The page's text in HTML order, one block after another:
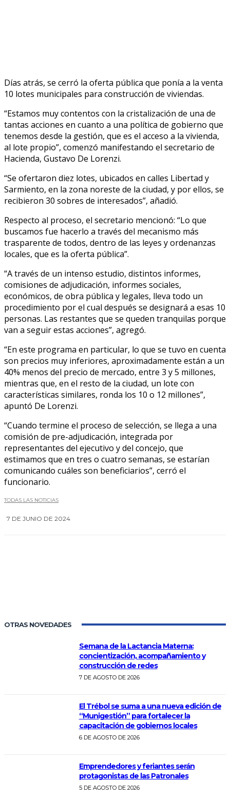
Días atrás, se cerró la oferta pública que ponía a la venta
10 lotes municipales para construcción de viviendas.
“Estamos muy contentos con la cristalización de una de
tantas acciones en cuanto a una política de gobierno que
tenemos desde la gestión, que es el acceso a la vivienda,
al lote propio”, comenzó manifestando el secretario de
Hacienda, Gustavo De Lorenzi.
“Se ofertaron diez lotes, ubicados en calles Libertad y
Sarmiento, en la zona noreste de la ciudad, y por ellos, se
recibieron 30 sobres de interesados”, añadió.
Respecto al proceso, el secretario mencionó: “Lo que
buscamos fue hacerlo a través del mecanismo más
trasparente de todos, dentro de las leyes y ordenanzas
locales, que es la oferta pública”.
“A través de un intenso estudio, distintos informes,
comisiones de adjudicación, informes sociales,
económicos, de obra pública y legales, lleva todo un
procedimiento por el cual después se designará a esas 10
personas. Las restantes que se queden tranquilas porque
van a seguir estas acciones”, agregó.
“En este programa en particular, lo que se tuvo en cuenta
son precios muy inferiores, aproximadamente están a un
40% menos del precio de mercado, entre 3 y 5 millones,
mientras que, en el resto de la ciudad, un lote con
características similares, ronda los 10 o 12 millones”,
apuntó De Lorenzi.
“Cuando termine el proceso de selección, se llega a una
comisión de pre-adjudicación, integrada por
representantes del ejecutivo y del concejo, que
estimamos que en tres o cuatro semanas, se estarían
comunicando cuáles son beneficiarios”, cerró el
funcionario.
TODAS LAS NOTICIAS
7 DE JUNIO DE 2024
OTRAS NOVEDADES
Semana de la Lactancia Materna:
concientización, acompañamiento y
construcción de redes
7 DE AGOSTO DE 2026
El Trébol se suma a una nueva edición de
“Munigestión” para fortalecer la
capacitación de gobiernos locales
6 DE AGOSTO DE 2026
Emprendedores y feriantes serán
protagonistas de las Patronales
5 DE AGOSTO DE 2026